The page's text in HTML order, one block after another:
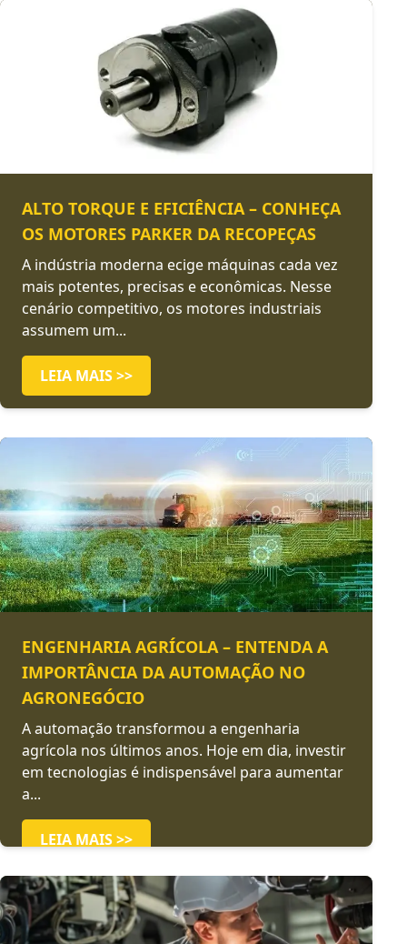
ALTO TORQUE E EFICIÊNCIA – CONHEÇA
OS MOTORES PARKER DA RECOPEÇAS
A indústria moderna ecige máquinas cada vez
mais potentes, precisas e econômicas. Nesse
cenário competitivo, os motores industriais
assumem um...
LEIA MAIS >>
ENGENHARIA AGRÍCOLA – ENTENDA A
IMPORTÂNCIA DA AUTOMAÇÃO NO
AGRONEGÓCIO
A automação transformou a engenharia
agrícola nos últimos anos. Hoje em dia, investir
em tecnologias é indispensável para aumentar
a...
LEIA MAIS >>